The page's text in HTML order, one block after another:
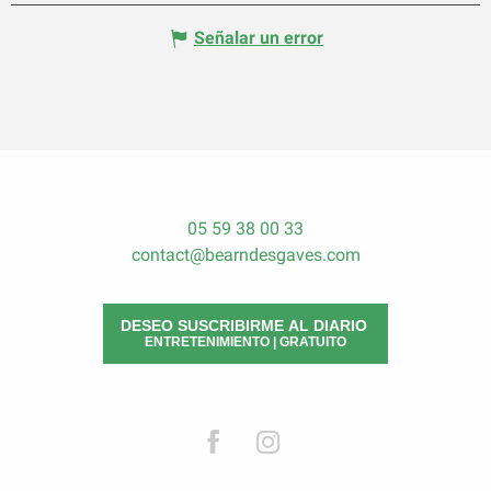
Señalar un error
05 59 38 00 33
contact@bearndesgaves.com
DESEO SUSCRIBIRME AL DIARIO
ENTRETENIMIENTO | GRATUITO